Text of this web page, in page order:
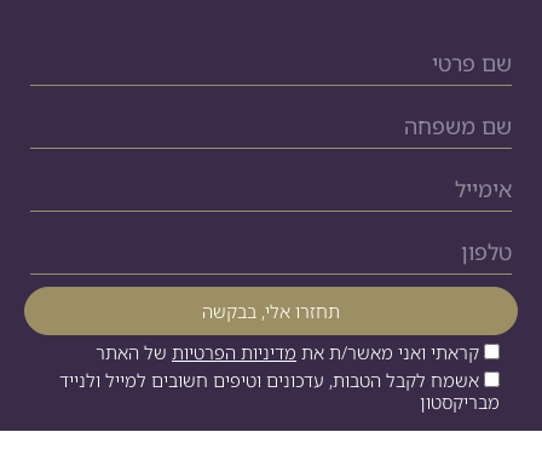
קראתי ואני מאשר/ת את מדיניות הפרטיות של האתר
אשמח לקבל הטבות, עדכונים וטיפים חשובים למייל ולנייד
מבריקסטון